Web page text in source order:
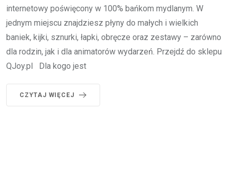
internetowy poświęcony w 100% bańkom mydlanym. W
jednym miejscu znajdziesz płyny do małych i wielkich
baniek, kijki, sznurki, łapki, obręcze oraz zestawy – zarówno
dla rodzin, jak i dla animatorów wydarzeń. Przejdź do sklepu
QJoy.pl Dla kogo jest
CZYTAJ WIĘCEJ